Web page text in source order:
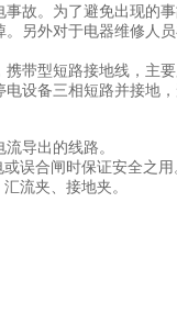
故。为了避免出现的
另外对于电器维修人
带型短路接地线，主
设备三相短路并接地
导出的线路。
误合闸时保证安全之用
流夹、接地夹。